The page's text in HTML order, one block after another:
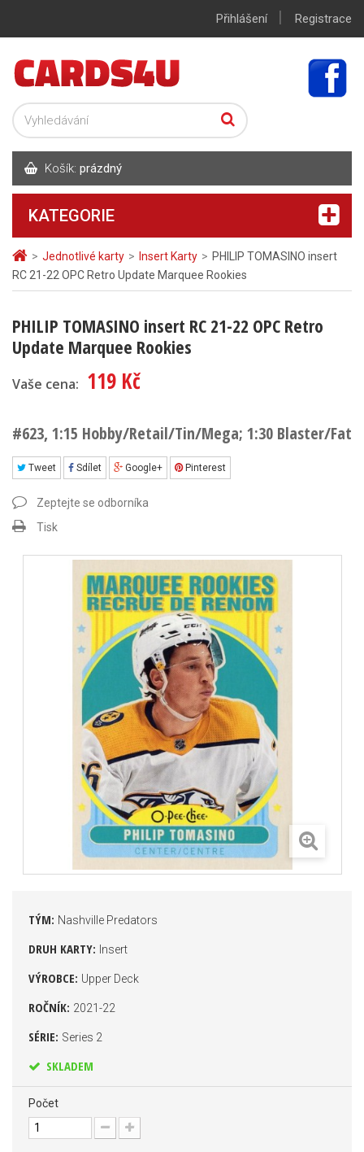
> Jednotlivé karty > Insert Karty > PHILIP TOMASINO insert
RC 21-22 OPC Retro Update Marquee Rookies
PHILIP TOMASINO insert RC 21-22 OPC Retro
Update Marquee Rookies
Vaše cena: 119 Kč
#623, 1:15 Hobby/Retail/Tin/Mega; 1:30 Blaster/Fat
Tweet Sdílet Google+ Pinterest
Zeptejte se odborníka
Tisk
TÝM: Nashville Predators
DRUH KARTY: Insert
VÝROBCE: Upper Deck
ROČNÍK: 2021-22
SÉRIE: Series 2
SKLADEM
Počet
Přihlášení | Registrace
Košík: prázdný
KATEGORIE